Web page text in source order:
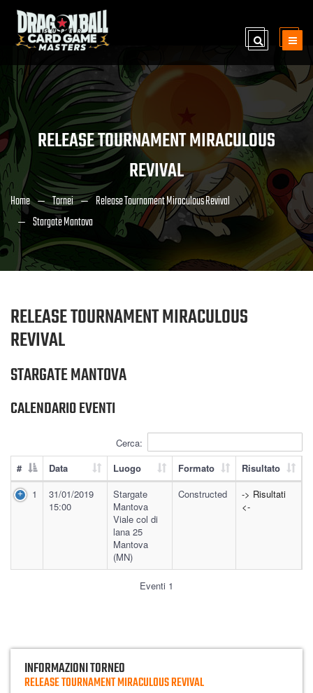
RELEASE TOURNAMENT MIRACULOUS
REVIVAL
Home Tornei
Release Tournament Miraculous Revival
Stargate Mantova
RELEASE TOURNAMENT MIRACULOUS
REVIVAL
STARGATE MANTOVA
CALENDARIO EVENTI
Cerca:
#
Data Luogo Formato
Risultato
1
31/01/2019
15:00
Stargate
Mantova
Viale col di
lana 25
Mantova
(MN)
Constructed
-> Risultati
<-
Eventi 1
INFORMAZIONI TORNEO
RELEASE TOURNAMENT MIRACULOUS REVIVAL